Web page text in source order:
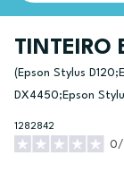
TINTEIRO
(Epson Stylus
DX4450;Epson
1282842
0/